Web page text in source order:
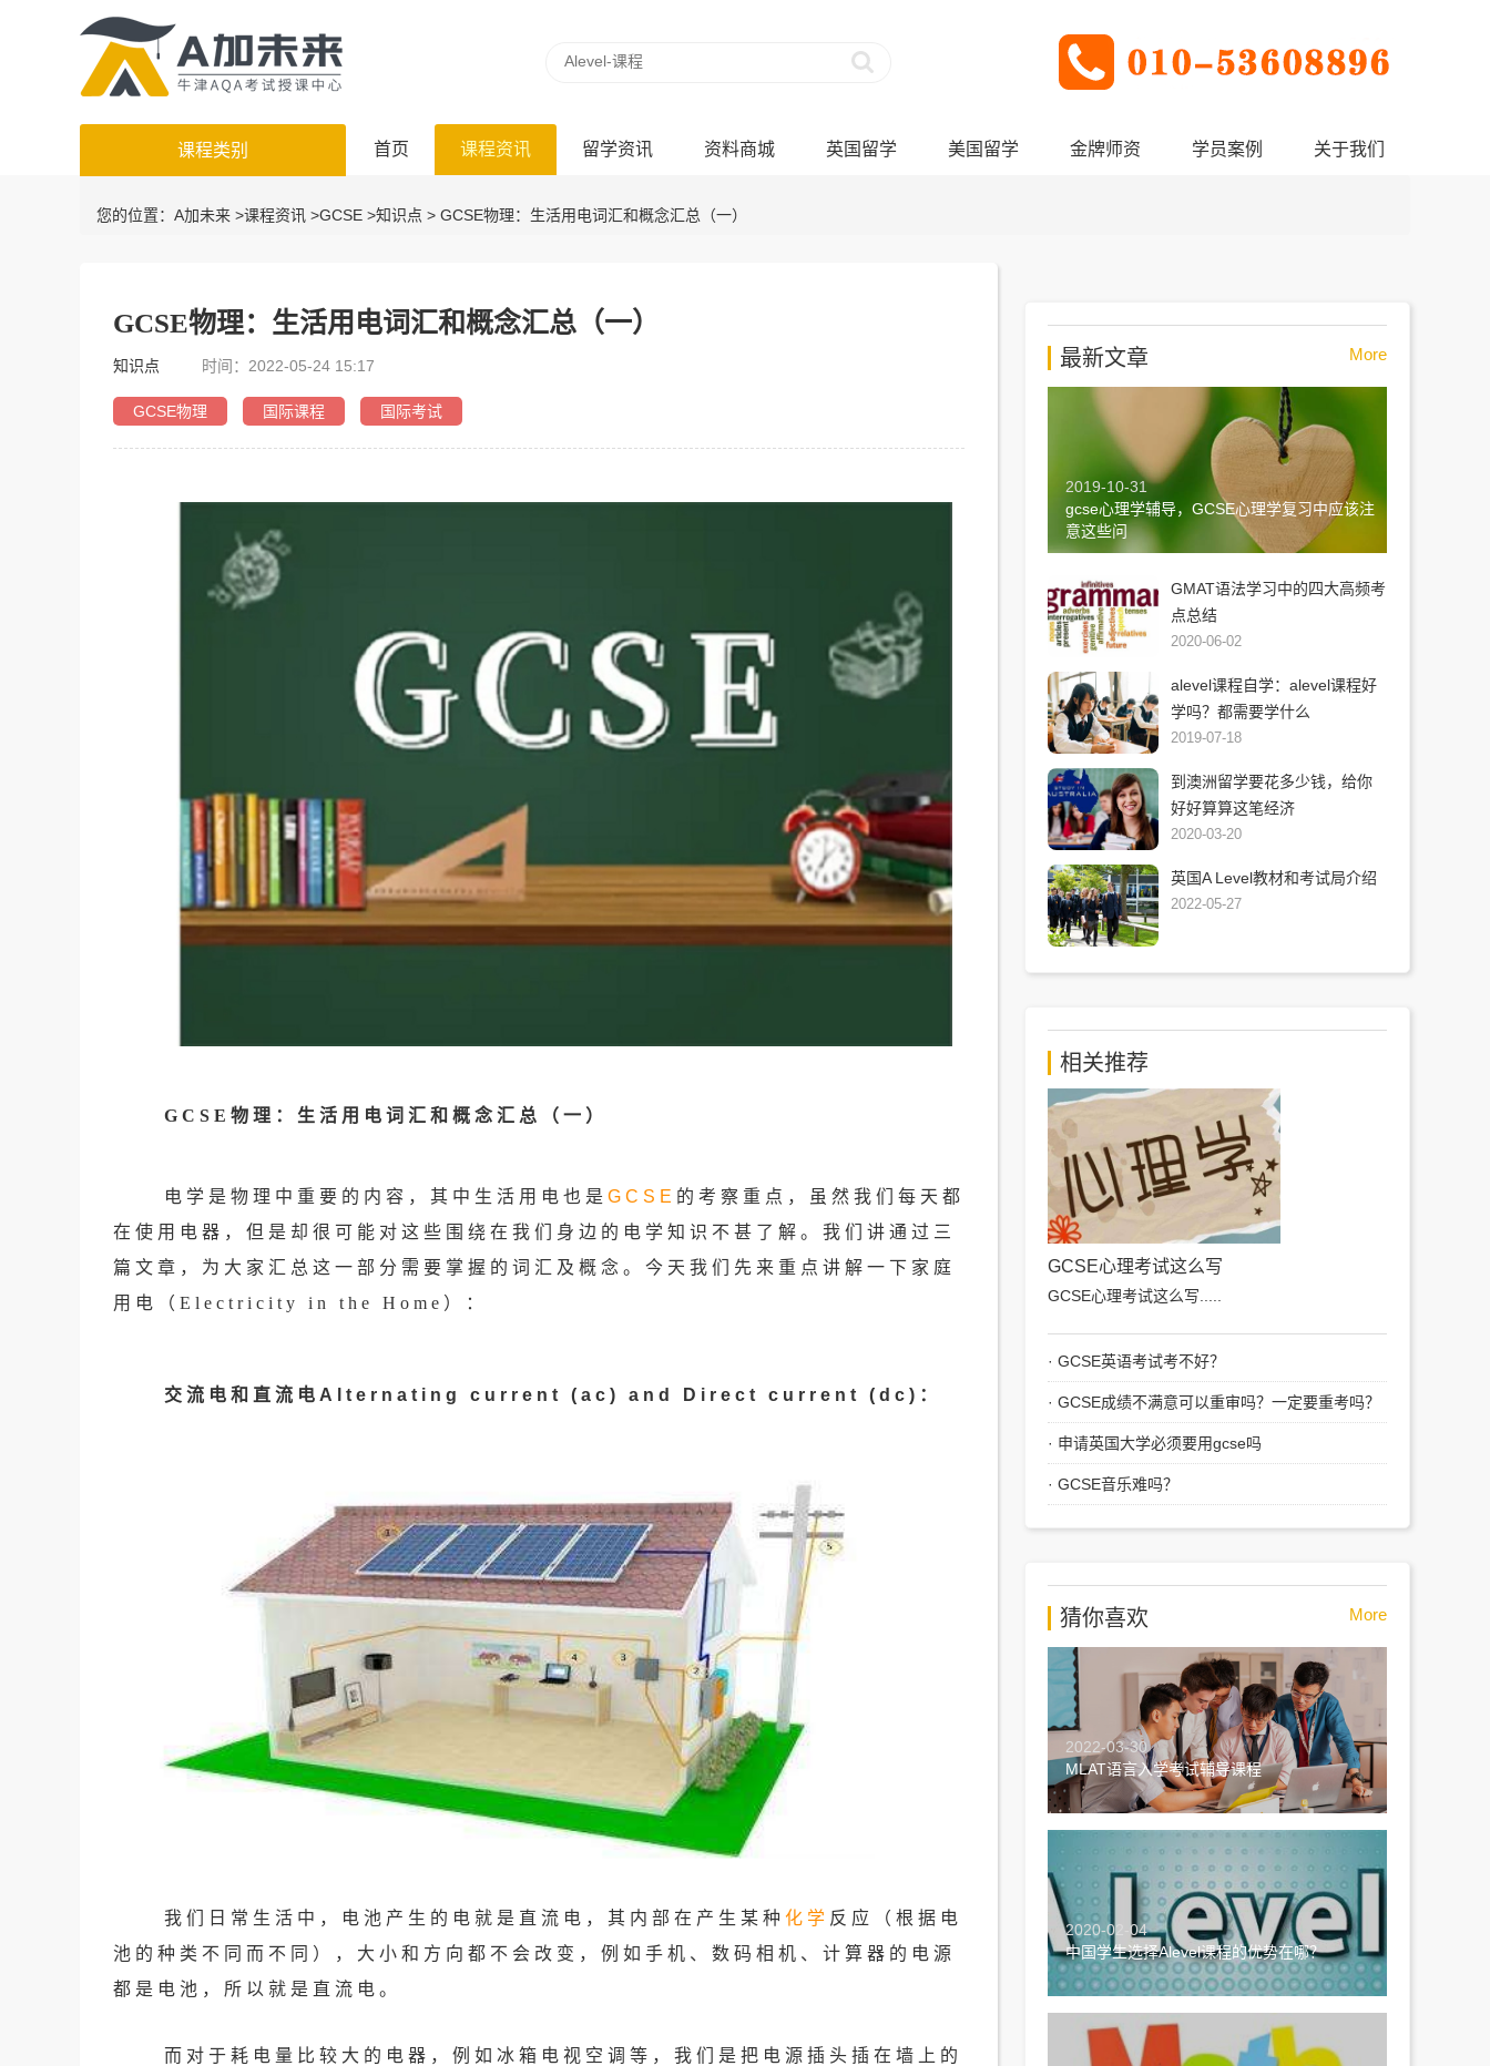
课程类别 首页 课程资讯 留学资讯 资料商城 英国留学 美国留学 金牌师资 学员案例 关于我们
您的位置： A加未来 >课程资讯 >GCSE >知识点 > GCSE物理：生活用电词汇和概念汇总（一）
GCSE物理：生活用电词汇和概念汇总（一）
知识点 时间：2022-05-24 15:17
GCSE物理 国际课程 国际考试
GCSE物理 ：生活用电词汇和概念汇总（一）
电学是物理中重要的内容，其中生活用电也是 GCSE 的考察重点，虽然我们每天都
在使用电器，但是却很可能对这些围绕在我们身边的电学知识不甚了解。我们讲通过三
篇文章，为大家汇总这一部分需要掌握的词汇及概念。今天我们先来重点讲解一下家庭
用电（Electricity in the Home）：
交流电和直流电Alternating current (ac) and Direct current (dc)：
我们日常生活中，电池产生的电就是直流电，其内部在产生某种 化学 反应（根据电
池的种类不同而不同），大小和方向都不会改变，例如手机、数码相机、计算器的电源
都是电池，所以就是直流电。
而对于耗电量比较大的电器，例如冰箱电视空调等，我们是把电源插头插在墙上的
最新文章 More
2019-10-31
gcse心理学辅导，GCSE心理学复习中应该注
意这些问
GMAT语法学习中的四大高频考
点总结
2020-06-02
alevel课程自学：alevel课程好
学吗？都需要学什么
2019-07-18
到澳洲留学要花多少钱，给你
好好算算这笔经济
2020-03-20
英国A Level教材和考试局介绍
2022-05-27
相关推荐
GCSE心理考试这么写
GCSE心理考试这么写.....
· GCSE英语考试考不好？
· GCSE成绩不满意可以重审吗？一定要重考吗？
· 申请英国大学必须要用gcse吗
· GCSE音乐难吗？
猜你喜欢 More
2022-03-30
MLAT语言入学考试辅导课程
2020-02-04
中国学生选择Alevel课程的优势在哪？